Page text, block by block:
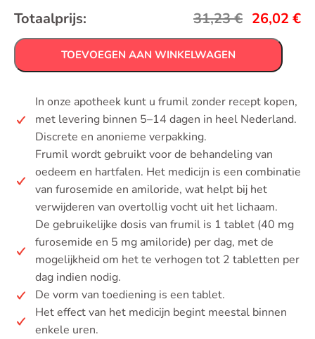
Totaalprijs: 31,23€ 26,02 €
TOEVOEGEN AAN WINKELWAGEN
In onze apotheek kunt u frumil zonder recept kopen,
met levering binnen 5–14 dagen in heel Nederland.
Discrete en anonieme verpakking.
Frumil wordt gebruikt voor de behandeling van
oedeem en hartfalen. Het medicijn is een combinatie
van furosemide en amiloride, wat helpt bij het
verwijderen van overtollig vocht uit het lichaam.
De gebruikelijke dosis van frumil is 1 tablet (40 mg
furosemide en 5 mg amiloride) per dag, met de
mogelijkheid om het te verhogen tot 2 tabletten per
dag indien nodig.
De vorm van toediening is een tablet.
Het effect van het medicijn begint meestal binnen
enkele uren.